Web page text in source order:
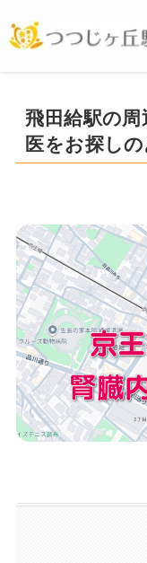
飛田給駅の周
医をお探し